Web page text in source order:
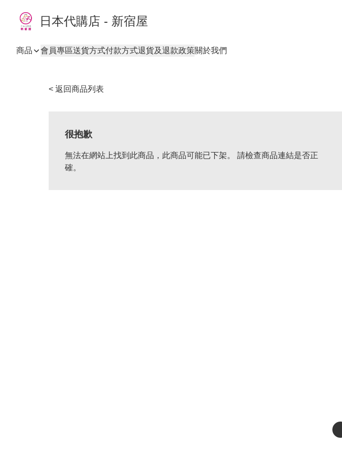
日本代購店 - 新宿屋
商品 會員專區送貨方式付款方式退貨及退款政策關於我們
< 返回商品列表
很抱歉
無法在網站上找到此商品，此商品可能已下架。 請檢查商品連結是否正
確。